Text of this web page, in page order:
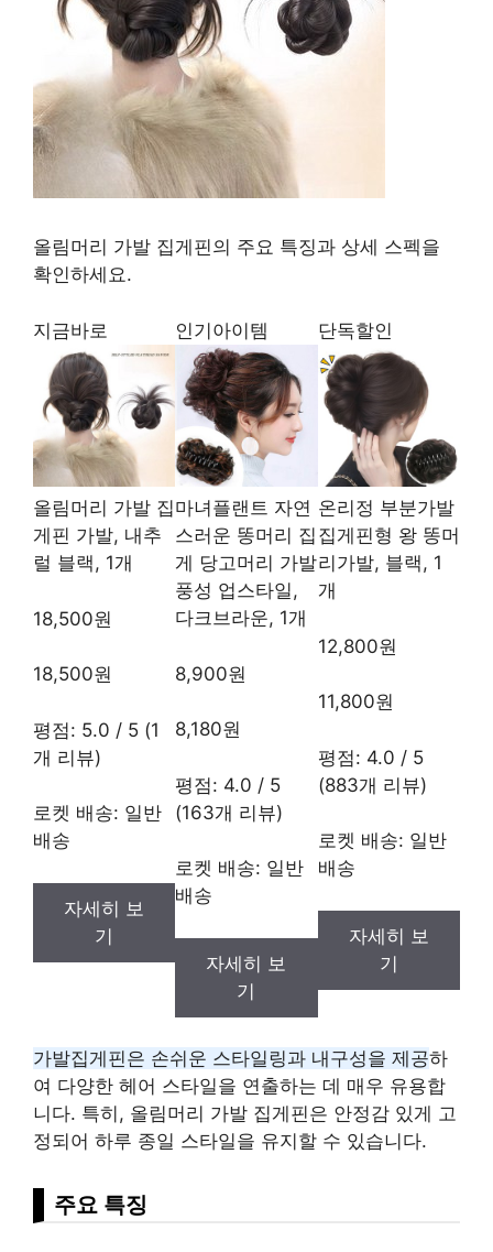
올림머리 가발 집게핀의 주요 특징과 상세 스펙을
확인하세요.
지금바로
올림머리 가발 집
게핀 가발, 내추
럴 블랙, 1개
18,500원
18,500원
평점: 5.0 / 5 (1
개 리뷰)
로켓 배송: 일반
배송
자세히 보
기
인기아이템
마녀플랜트 자연
스러운 똥머리 집
게 당고머리 가발
풍성 업스타일,
다크브라운, 1개
8,900원
8,180원
평점: 4.0 / 5
(163개 리뷰)
로켓 배송: 일반
배송
자세히 보
기
단독할인
온리정 부분가발
집게핀형 왕 똥머
리가발, 블랙, 1
개
12,800원
11,800원
평점: 4.0 / 5
(883개 리뷰)
로켓 배송: 일반
배송
자세히 보
기
가발집게핀은 손쉬운 스타일링과 내구성을 제공하
여 다양한 헤어 스타일을 연출하는 데 매우 유용합
니다. 특히, 올림머리 가발 집게핀은 안정감 있게 고
정되어 하루 종일 스타일을 유지할 수 있습니다.
주요 특징